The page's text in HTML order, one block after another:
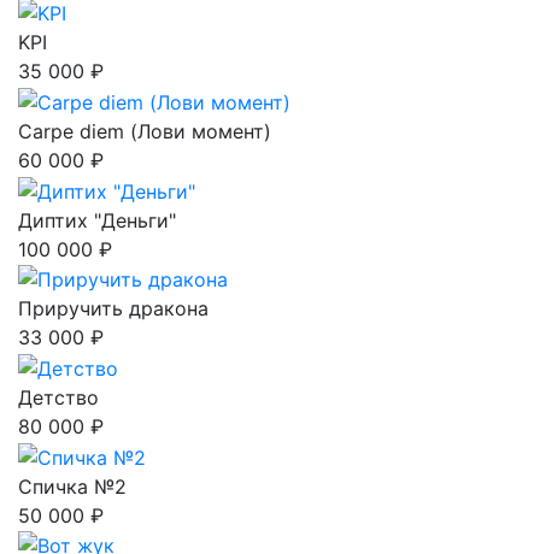
KPI
35 000 ₽
Carpe diem (Лови момент)
60 000 ₽
Диптих "Деньги"
100 000 ₽
Приручить дракона
33 000 ₽
Детство
80 000 ₽
Спичка №2
50 000 ₽